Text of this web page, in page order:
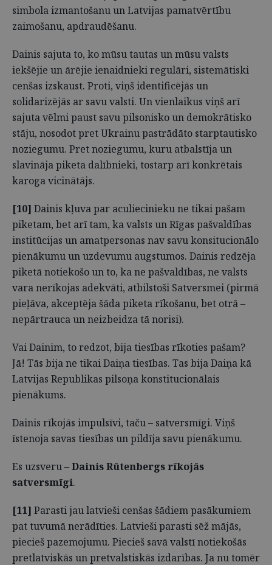
simbola izmantošanu un Latvijas pamatvērtību
zaimošanu, apdraudēšanu.
Dainis sajuta to, ko mūsu tautas un mūsu valsts
iekšējie un ārējie ienaidnieki regulāri, sistemātiski
cenšas izskaust. Proti, viņš identificējās un
solidarizējās ar savu valsti. Un vienlaikus viņš arī
sajuta vēlmi paust savu pilsonisko un demokrātisko
stāju, nosodot pret Ukrainu pastrādāto starptautisko
noziegumu. Pret noziegumu, kuru atbalstīja un
slavināja piketa dalībnieki, tostarp arī konkrētais
karoga vicinātājs.
[10] Dainis kļuva par aculiecinieku ne tikai pašam
piketam, bet arī tam, ka valsts un Rīgas pašvaldības
institūcijas un amatpersonas nav savu konsitucionālo
pienākumu un uzdevumu augstumos. Dainis redzēja
piketā notiekošo un to, ka ne pašvaldības, ne valsts
vara nerīkojas adekvāti, atbilstoši Satversmei (pirmā
pieļāva, akceptēja šāda piketa rīkošanu, bet otrā –
nepārtrauca un neizbeidza tā norisi).
Vai Dainim, to redzot, bija tiesības rīkoties pašam?
Jā! Tās bija ne tikai Daiņa tiesības. Tas bija Daiņa kā
Latvijas Republikas pilsoņa konstitucionālais
pienākums.
Dainis rīkojās impulsīvi, taču – satversmīgi. Viņš
īstenoja savas tiesības un pildīja savu pienākumu.
Es uzsveru –Dainis Rūtenbergs rīkojās
satversmīgi.
[11] Parasti jau latvieši cenšas šādiem pasākumiem
pat tuvumā nerādīties. Latvieši parasti sēž mājās,
piecieš pazemojumu. Piecieš savā valstī notiekošās
pretlatviskās un pretvalstiskās izdarības. Ja nu tomēr